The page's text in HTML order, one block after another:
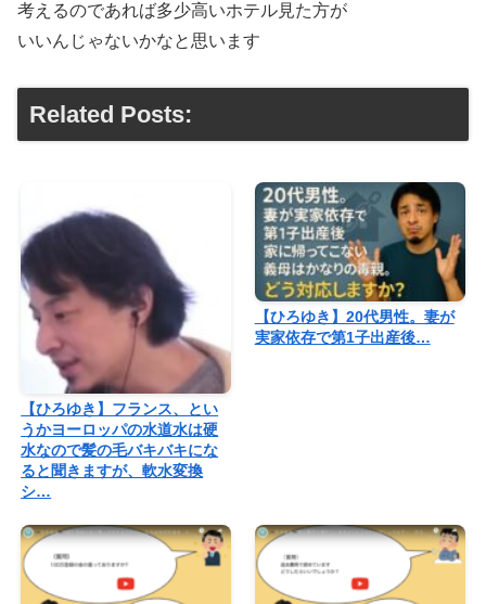
考えるのであれば多少高いホテル見た方が
いいんじゃないかなと思います
Related Posts:
【ひろゆき】フランス、とい
うかヨーロッパの水道水は硬
水なので髪の毛バキバキにな
ると聞きますが、軟水変換
シ…
【ひろゆき】20代男性。妻が
実家依存で第1子出産後…